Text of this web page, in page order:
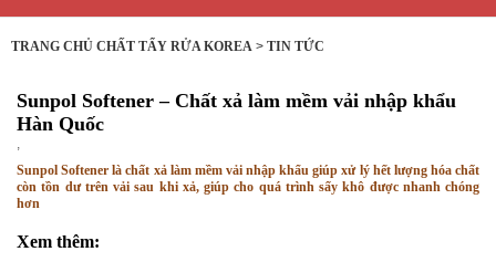
TRANG CHỦ CHẤT TẨY RỬA KOREA > TIN TỨC
Sunpol Softener – Chất xả làm mềm vải nhập khẩu
Hàn Quốc
,
Sunpol Softener là chất xả làm mềm vải nhập khẩu giúp xử lý hết lượng hóa chất
còn tồn dư trên vải sau khi xả, giúp cho quá trình sấy khô được nhanh chóng
hơn
Xem thêm: